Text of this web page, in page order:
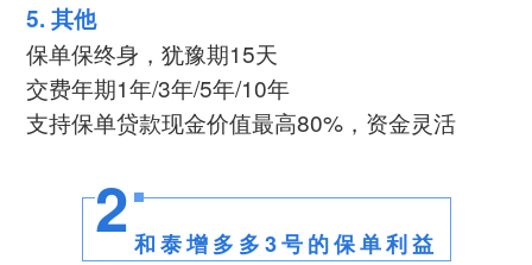
5. 其他
保单保终身，犹豫期15天
交费年期1年/3年/5年/10年
支持保单贷款现金价值最高80%，资金灵活
2 和泰增多多3号的保单利益